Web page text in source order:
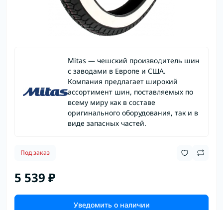
Mitas — чешский производитель шин
с заводами в Европе и США.
Компания предлагает широкий
ассортимент шин, поставляемых по
всему миру как в составе
оригинального оборудования, так и в
виде запасных частей.
Под заказ
5 539 ₽
Уведомить о наличии